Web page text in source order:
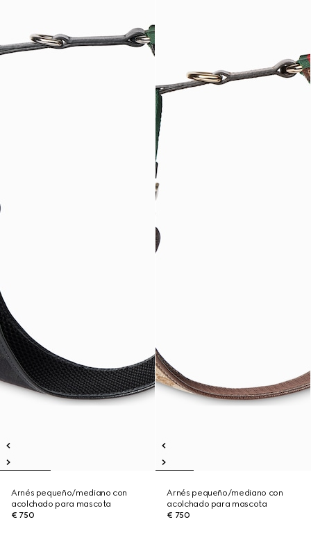
Arnés pequeño/mediano con
acolchado para mascota
€ 750
Arnés pequeño/mediano con
acolchado para mascota
€ 750